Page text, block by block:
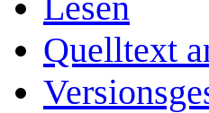
Quelltext